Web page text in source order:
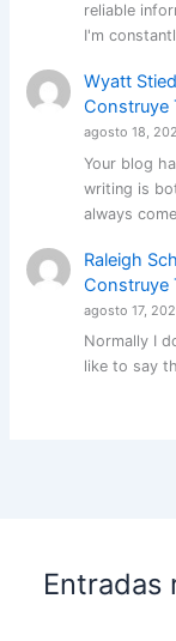
reliable
I'm
Wyatt
Construye
agosto 18,
Your blog
writing is
always
Raleigh
Construye
agosto 17,
Normally I
like to say
Entradas